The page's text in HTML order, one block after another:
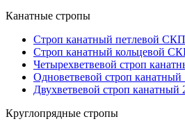
Канатные стропы
Строп канатный петлевой
Строп канатный кольцевой
Четырехветвевой строп
Одноветвевой строп
Двухветвевой строп
Круглопрядные стропы